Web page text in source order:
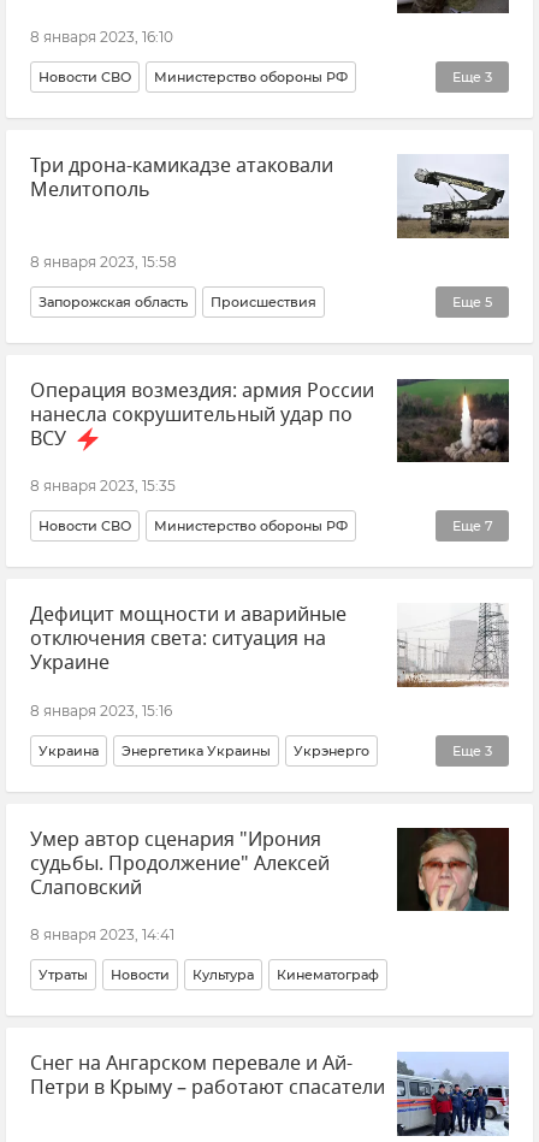
Ситуация с дефицитом лекарств в Крыму
8 января 2023, 16:10
Еще 3
Новости СВО Министерство обороны РФ
Вооруженные силы России Армия и флот
Новости
Три дрона-камикадзе атаковали
Мелитополь
8 января 2023, 15:58
Еще 5
Запорожская область Происшествия
Новые регионы России Новости СВО
ВСУ (Вооруженные силы Украины) Новости
Армия и флот
Операция возмездия: армия России
нанесла сокрушительный удар по
ВСУ
8 января 2023, 15:35
Еще 7
Новости СВО Министерство обороны РФ
Вооруженные силы России
ВСУ (Вооруженные силы Украины) Украина
Новости
Армия и флот
Дефицит мощности и аварийные
отключения света: ситуация на
Украине
8 января 2023, 15:16
Еще 3
Украина Энергетика Украины Укрэнерго
В мире Новости СВО Новости
Умер автор сценария "Ирония
судьбы. Продолжение" Алексей
Слаповский
8 января 2023, 14:41
Утраты Новости Культура Кинематограф
Снег на Ангарском перевале и Ай-
Петри в Крыму – работают спасатели